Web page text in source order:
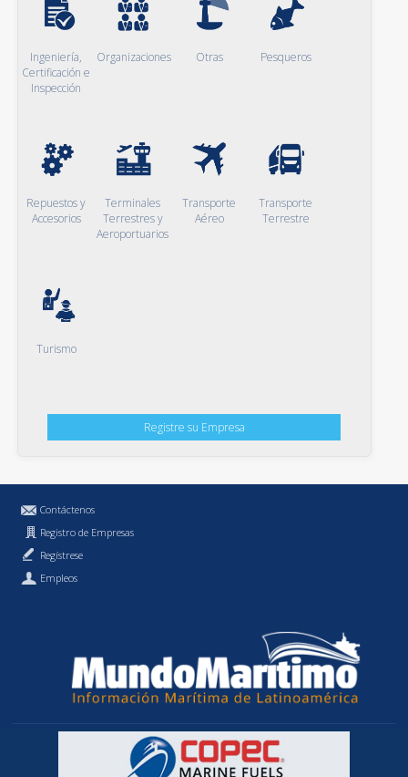
Ingeniería,
Certificación e
Inspección
Organizaciones Otras Pesqueros
Repuestos y
Accesorios
Terminales
Terrestres y
Aeroportuarios
Transporte
Aéreo
Transporte
Terrestre
Turismo
Registre su Empresa
Contáctenos
Registro de Empresas
Regístrese
Empleos
Política de Privacidad
MundoMaritimo.cl es una marca registrada de MundoMaritimo Ltda.